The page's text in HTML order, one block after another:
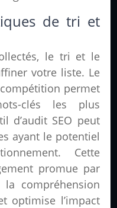
de tri et
le tri et le
votre liste. Le
permet
clés les plus
d’audit SEO peut
ayant le potentiel
Cette
promue par
la compréhension
optimise l’impact